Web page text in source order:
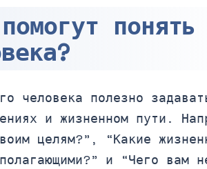
понять
человека полезно
и жизненном пути.
целям?”, “Какие
и “Чего вам